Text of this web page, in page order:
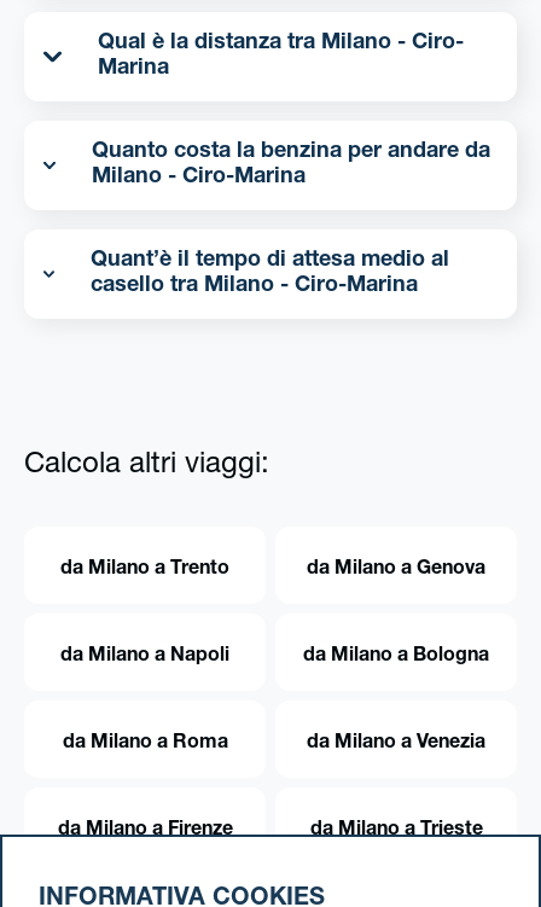
Qual è la distanza tra Milano - Ciro-
Marina
Quanto costa la benzina per andare da
Milano - Ciro-Marina
Quant’è il tempo di attesa medio al
casello tra Milano - Ciro-Marina
Calcola altri viaggi:
da Milano a Trento da Milano a Genova
da Milano a Napoli da Milano a Bologna
da Milano a Roma da Milano a Venezia
da Milano a Firenze da Milano a Trieste
INFORMATIVA COOKIES